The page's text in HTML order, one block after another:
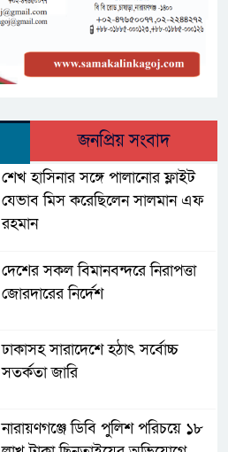
জনপ্রিয় সংবাদ
শেখ হাসিনার সঙ্গে পালানোর ফ্লাইট
যেভাব মিস করেছিলেন সালমান এফ
রহমান
দেশের সকল বিমানবন্দরে নিরাপত্তা
জোরদারের নির্দেশ
ঢাকাসহ সারাদেশে হঠাৎ সর্বোচ্চ
সতর্কতা জা‌রি
নারায়ণগঞ্জে ডিবি পুলিশ পরিচয়ে ১৮